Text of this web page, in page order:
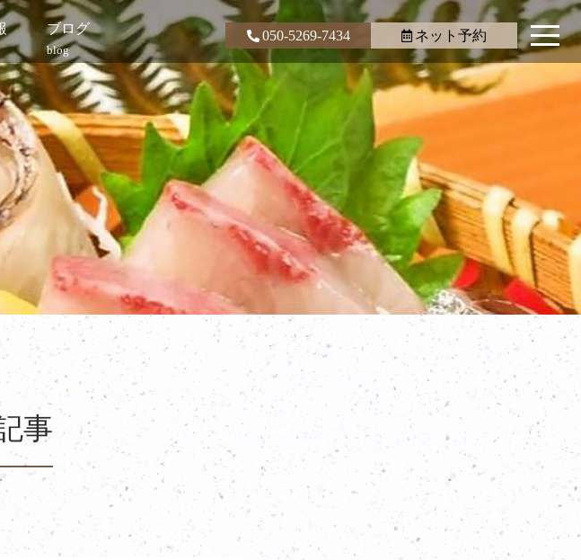
ブログ
blog
050-5269-7434 ネット予約
事